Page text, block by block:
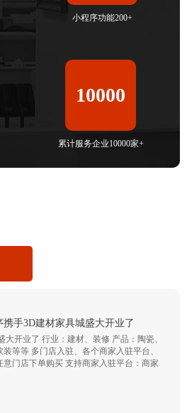
小程序功能200+
10000
累计服务企业10000家+
携手3D建材家具城盛大开业了
大开业了 行业：建材、装修 产品：陶瓷、
等等 多门店入驻、各个商家入驻平台、
意门店下单购买 支持商家入驻平台：商家